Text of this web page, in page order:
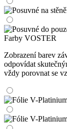
Farby VOSTER
Zobrazení barev
odpovídat
vždy porovnat se